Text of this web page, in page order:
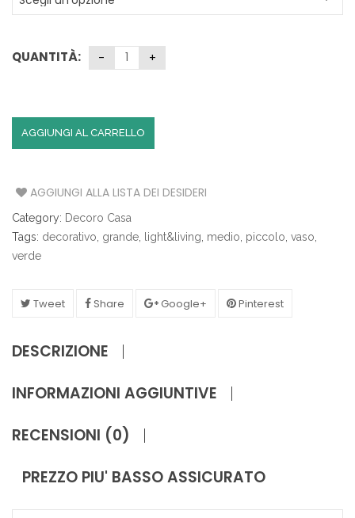
QUANTITÀ:
AGGIUNGI AL CARRELLO
AGGIUNGI ALLA LISTA DEI DESIDERI
Category: Decoro Casa
Tags: decorativo grande light&living medio piccolo vaso
verde
Tweet Share Google+ Pinterest
DESCRIZIONE
INFORMAZIONI AGGIUNTIVE
RECENSIONI (0)
PREZZO PIU' BASSO ASSICURATO